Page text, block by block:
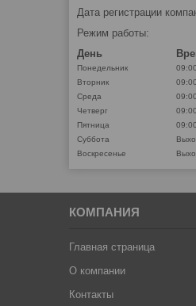
Дата регистрации
Режим работы:
День
Понедельник
Вторник
Среда
Четверг
Пятница
Суббота
Воскресенье
КОМПАНИЯ
Главная страница
О компании
Контакты